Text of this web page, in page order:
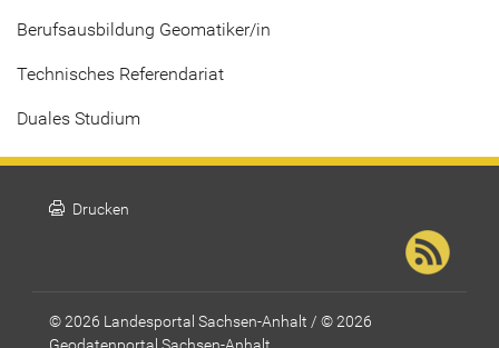
Berufsausbildung Geomatiker/in
Technisches Referendariat
Duales Studium
print Drucken
© 2026 Landesportal Sachsen-Anhalt / © 2026